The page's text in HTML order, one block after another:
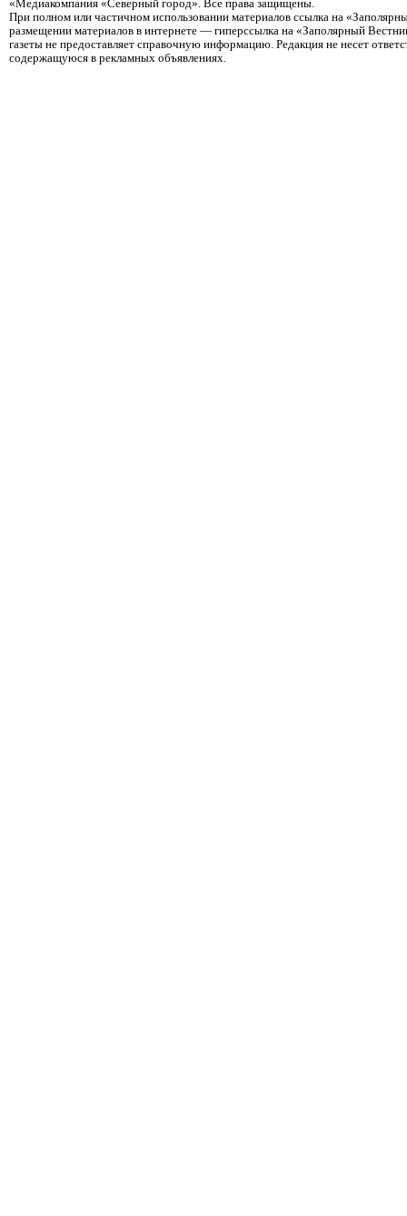
«Медиакомпания «Северный город». Все права защищены.
При полном или частичном использовании материалов ссылка на
размещении материалов в интернете — гиперссылка на «Заполярный
газеты не предоставляет справочную информацию. Редакция не несет
содержащуюся в рекламных объявлениях.